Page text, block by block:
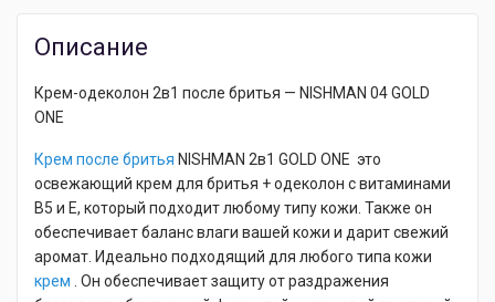
Описание
Крем-одеколон 2в1 после бритья — NISHMAN 04 GOLD
ONE
Крем после бритья NISHMAN 2в1 GOLD ONE это
освежающий крем для бритья + одеколон с витаминами
B5 и E, который подходит любому типу кожи. Также он
обеспечивает баланс влаги вашей кожи и дарит свежий
аромат. Идеально подходящий для любого типа кожи
крем . Он обеспечивает защиту от раздражения